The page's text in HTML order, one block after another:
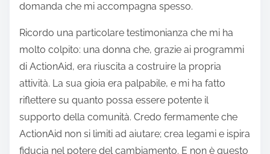
domanda che mi accompagna spesso.
Ricordo una particolare testimonianza che mi ha
molto colpito: una donna che, grazie ai programmi
di ActionAid, era riuscita a costruire la propria
attività. La sua gioia era palpabile, e mi ha fatto
riflettere su quanto possa essere potente il
supporto della comunità. Credo fermamente che
ActionAid non si limiti ad aiutare; crea legami e ispira
fiducia nel potere del cambiamento. E non è questo